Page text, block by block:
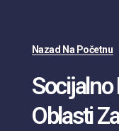
Nazad Na Početnu
Oblasti